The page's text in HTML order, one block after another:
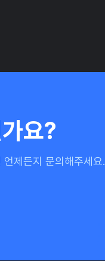
요?
언제든지 문의해주세요.